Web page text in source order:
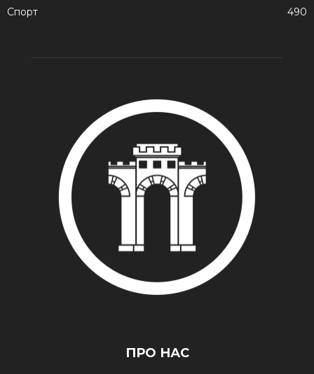
Спорт
490
ПРО НАС